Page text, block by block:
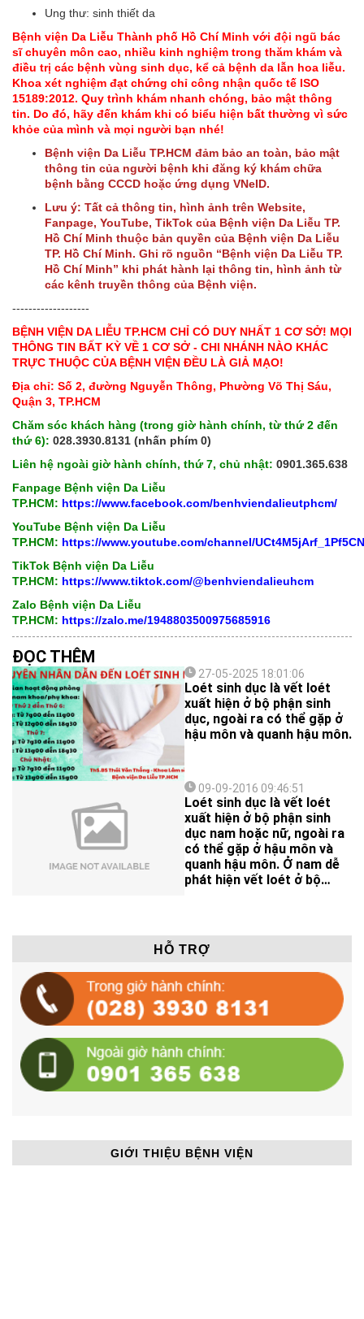
Ung thư: sinh thiết da
Bệnh viện Da Liễu Thành phố Hồ Chí Minh với đội ngũ bác
sĩ chuyên môn cao, nhiều kinh nghiệm trong thăm khám và
điều trị các bệnh vùng sinh dục, kể cả bệnh da lẫn hoa liễu.
Khoa xét nghiệm đạt chứng chỉ công nhận quốc tế ISO
15189:2012. Quy trình khám nhanh chóng, bảo mật thông
tin. Do đó, hãy đến khám khi có biểu hiện bất thường vì sức
khỏe của mình và mọi người bạn nhé!
Bệnh viện Da Liễu TP.HCM đảm bảo an toàn, bảo mật
thông tin của người bệnh khi đăng ký khám chữa
bệnh bằng CCCD hoặc ứng dụng VNeID.
Lưu ý: Tất cả thông tin, hình ảnh trên Website,
Fanpage, YouTube, TikTok của Bệnh viện Da Liễu TP.
Hồ Chí Minh thuộc bản quyền của Bệnh viện Da Liễu
TP. Hồ Chí Minh. Ghi rõ nguồn “Bệnh viện Da Liễu TP.
Hồ Chí Minh” khi phát hành lại thông tin, hình ảnh từ
các kênh truyền thông của Bệnh viện.
-------------------
BỆNH VIỆN DA LIỄU TP.HCM CHỈ CÓ DUY NHẤT 1 CƠ SỞ! MỌI
THÔNG TIN BẤT KỲ VỀ 1 CƠ SỞ - CHI NHÁNH NÀO KHÁC
TRỰC THUỘC CỦA BỆNH VIỆN ĐỀU LÀ GIẢ MẠO!
Địa chỉ: Số 2, đường Nguyễn Thông, Phường Võ Thị Sáu,
Quận 3, TP.HCM
Chăm sóc khách hàng (trong giờ hành chính, từ thứ 2 đến
thứ 6): 028.3930.8131 (nhấn phím 0)
Liên hệ ngoài giờ hành chính, thứ 7, chủ nhật: 0901.365.638
Fanpage Bệnh viện Da Liễu
TP.HCM: https://www.facebook.com/benhviendalieutphcm/
YouTube Bệnh viện Da Liễu
TP.HCM: https://www.youtube.com/channel/
TikTok Bệnh viện Da Liễu
TP.HCM: https://www.tiktok.com/@benhviendalieuhcm
Zalo Bệnh viện Da Liễu
TP.HCM: https://zalo.me/1948803500975685916
ĐỌC THÊM
27-05-2025 18:01:06
Loét sinh dục là vết loét
xuất hiện ở bộ phận sinh
dục, ngoài ra có thể gặp ở
hậu môn và quanh hậu môn.
09-09-2016 09:46:51
Loét sinh dục là vết loét
xuất hiện ở bộ phận sinh
dục nam hoặc nữ, ngoài ra
có thể gặp ở hậu môn và
quanh hậu môn. Ở nam dễ
phát hiện vết loét ở bộ
nhiên hoặc đau rát khi đi
tiểu
HỖ TRỢ
GIỚI THIỆU BỆNH VIỆN